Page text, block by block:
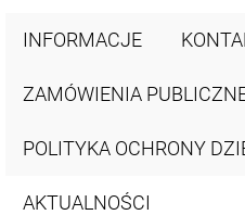
INFORMACJE
ZAMÓWIENIA
POLITYKA OCHRONY
AKTUALNOŚCI